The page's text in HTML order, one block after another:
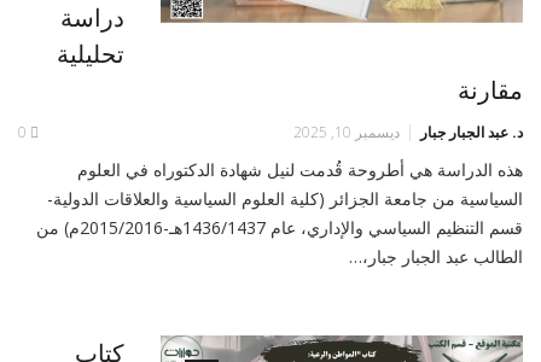
دراسة
تحليلية
مقارنة
د. عبد الجبار جبار ديسمبر 10, 2025 0
هذه الدراسة هي أطروحة قُدمت لنيل شهادة الدكتوراه في العلوم
السياسية من جامعة الجزائر (كلية العلوم السياسية والعلاقات الدولية-
قسم التنظيم السياسي والإداري، عام 1436/1437هـ-2015/2016م) من
الطالب عبد الجبار جبار،…
كتاب